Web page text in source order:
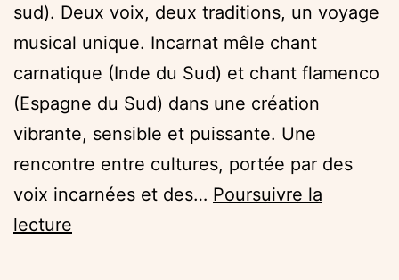
sud). Deux voix, deux traditions, un voyage
musical unique. Incarnat mêle chant
carnatique (Inde du Sud) et chant flamenco
(Espagne du Sud) dans une création
vibrante, sensible et puissante. Une
rencontre entre cultures, portée par des
voix incarnées et des… Poursuivre la
lecture